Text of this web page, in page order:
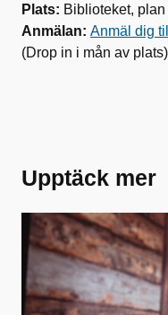
Plats: Biblioteket, plan
Anmälan: Anmäl dig
(Drop in i mån av plats)
Upptäck mer